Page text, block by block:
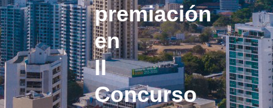
premiación
en
II
Concurso